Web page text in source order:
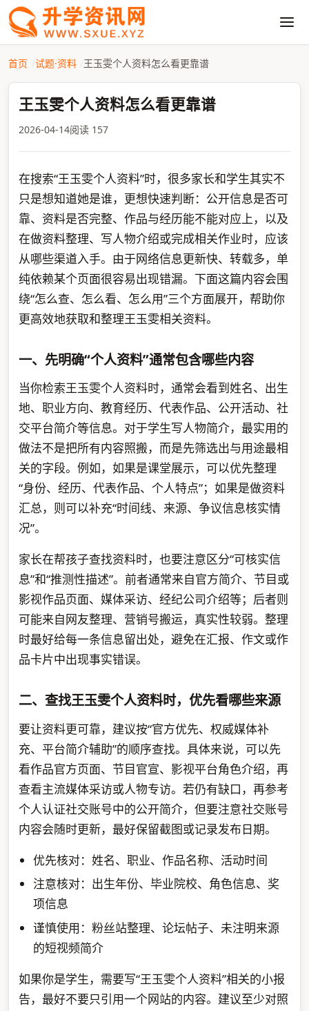
首页 试题·资料 王玉雯个人资料怎么看更靠谱
王玉雯个人资料怎么看更靠谱
2026-04-14阅读 157
在搜索“王玉雯个人资料”时，很多家长和学生其实不
只是想知道她是谁，更想快速判断：公开信息是否可
靠、资料是否完整、作品与经历能不能对应上，以及
在做资料整理、写人物介绍或完成相关作业时，应该
从哪些渠道入手。由于网络信息更新快、转载多，单
纯依赖某个页面很容易出现错漏。下面这篇内容会围
绕“怎么查、怎么看、怎么用”三个方面展开，帮助你
更高效地获取和整理王玉雯相关资料。
一、先明确“个人资料”通常包含哪些内容
当你检索王玉雯个人资料时，通常会看到姓名、出生
地、职业方向、教育经历、代表作品、公开活动、社
交平台简介等信息。对于学生写人物简介，最实用的
做法不是把所有内容照搬，而是先筛选出与用途最相
关的字段。例如，如果是课堂展示，可以优先整理
“身份、经历、代表作品、个人特点”；如果是做资料
汇总，则可以补充“时间线、来源、争议信息核实情
况”。
家长在帮孩子查找资料时，也要注意区分“可核实信
息”和“推测性描述”。前者通常来自官方简介、节目或
影视作品页面、媒体采访、经纪公司介绍等；后者则
可能来自网友整理、营销号搬运，真实性较弱。整理
时最好给每一条信息留出处，避免在汇报、作文或作
品卡片中出现事实错误。
二、查找王玉雯个人资料时，优先看哪些来源
要让资料更可靠，建议按“官方优先、权威媒体补
充、平台简介辅助”的顺序查找。具体来说，可以先
看作品官方页面、节目官宣、影视平台角色介绍，再
查看主流媒体采访或人物专访。若仍有缺口，再参考
个人认证社交账号中的公开简介，但要注意社交账号
内容会随时更新，最好保留截图或记录发布日期。
优先核对：姓名、职业、作品名称、活动时间
注意核对：出生年份、毕业院校、角色信息、奖
项信息
谨慎使用：粉丝站整理、论坛帖子、未注明来源
的短视频简介
如果你是学生，需要写“王玉雯个人资料”相关的小报
告，最好不要只引用一个网站的内容。建议至少对照